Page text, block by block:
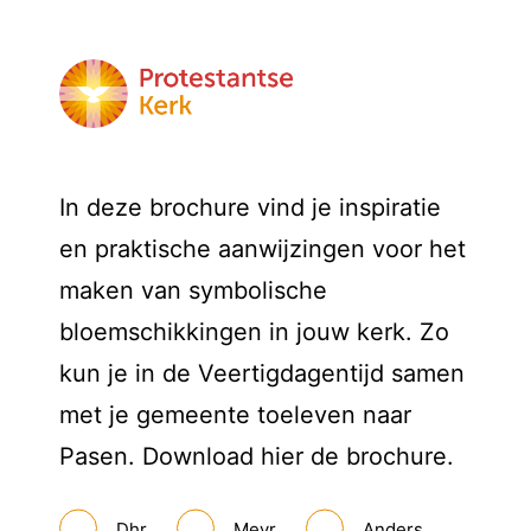
In deze brochure vind je inspiratie
en praktische aanwijzingen voor het
maken van symbolische
bloemschikkingen in jouw kerk. Zo
kun je in de Veertigdagentijd samen
met je gemeente toeleven naar
Pasen. Download hier de brochure.
A